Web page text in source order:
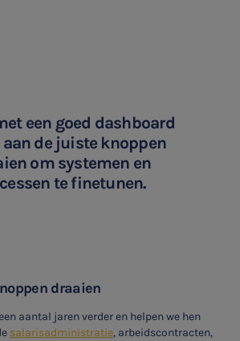
een goed dashboard
aan de juiste knoppen
om systemen en
te finetunen.
draaien
aantal jaren verder en helpen we hen
salarisadministratie, arbeidscontracten,